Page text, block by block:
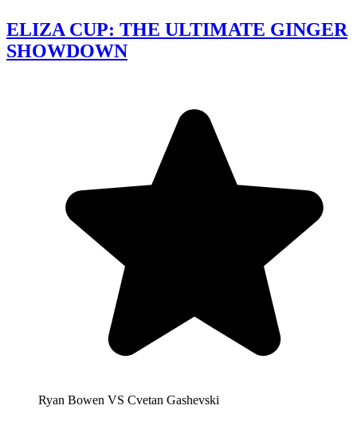
ELIZA CUP: THE ULTIMATE GINGER
SHOWDOWN
Ryan Bowen VS Cvetan Gashevski